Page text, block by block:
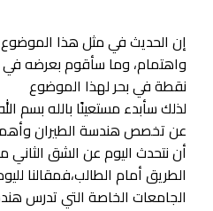
إن الحديث في مثل هذا الموضوع
واهتمام، وما سأقوم بعرضه في
نقطة في بحر لهذا الموضوع
لذلك سأبدء مستعينًا بالله بسم
عن تخصص هندسة الطيران
أن نتحدث اليوم عن الشق الثاني
الطريق أمام الطالب،فمقالنا
الجامعات الخاصة التي تدرس